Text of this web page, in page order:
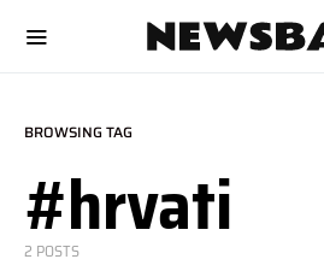
BROWSING TAG
#hrvati
2 POSTS